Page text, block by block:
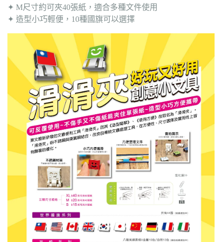
✦ M尺寸約可夾40張紙，適合多種文件使用
✦ 造型小巧輕便，10種國旗可以選擇